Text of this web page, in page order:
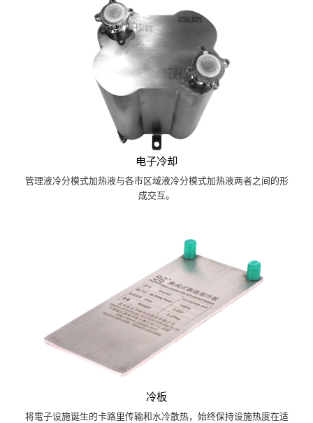
电子冷却
管理液冷分模式加热液与各市区域液冷分模式加热液两者之间的形
成交互。
冷板
将電子设施诞生的卡路里传输和水冷散热，始终保持设施热度在适